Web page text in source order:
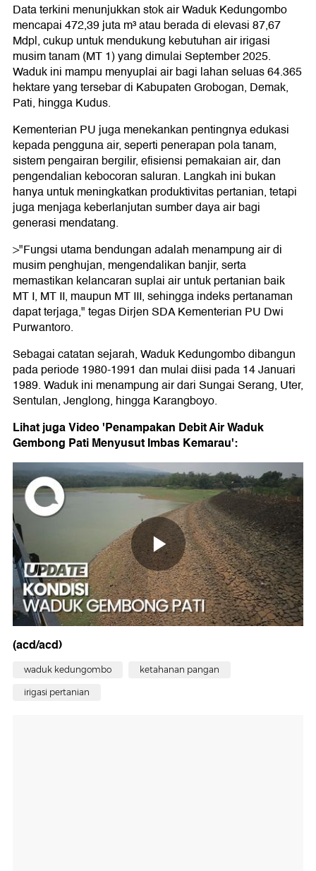
Data terkini menunjukkan stok air Waduk Kedungombo
mencapai 472,39 juta m³ atau berada di elevasi 87,67
Mdpl, cukup untuk mendukung kebutuhan air irigasi
musim tanam (MT 1) yang dimulai September 2025.
Waduk ini mampu menyuplai air bagi lahan seluas 64.365
hektare yang tersebar di Kabupaten Grobogan, Demak,
Pati, hingga Kudus.
Kementerian PU juga menekankan pentingnya edukasi
kepada pengguna air, seperti penerapan pola tanam,
sistem pengairan bergilir, efisiensi pemakaian air, dan
pengendalian kebocoran saluran. Langkah ini bukan
hanya untuk meningkatkan produktivitas pertanian, tetapi
juga menjaga keberlanjutan sumber daya air bagi
generasi mendatang.
>"Fungsi utama bendungan adalah menampung air di
musim penghujan, mengendalikan banjir, serta
memastikan kelancaran suplai air untuk pertanian baik
MT I, MT II, maupun MT III, sehingga indeks pertanaman
dapat terjaga," tegas Dirjen SDA Kementerian PU Dwi
Purwantoro.
Sebagai catatan sejarah, Waduk Kedungombo dibangun
pada periode 1980-1991 dan mulai diisi pada 14 Januari
1989. Waduk ini menampung air dari Sungai Serang, Uter,
Sentulan, Jenglong, hingga Karangboyo.
Lihat juga Video 'Penampakan Debit Air Waduk
Gembong Pati Menyusut Imbas Kemarau':
(acd/acd)
waduk kedungombo ketahanan pangan
irigasi pertanian